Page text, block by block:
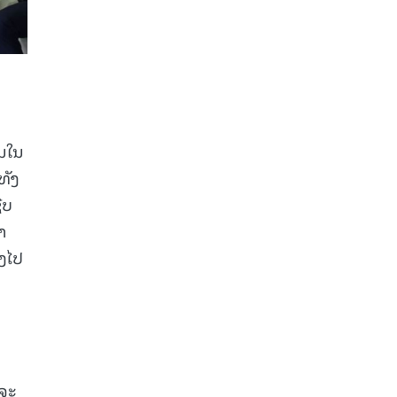
ນ
ງ
ປ
ະ